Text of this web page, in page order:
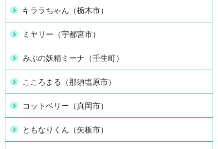
キララちゃん（栃木市）
ミヤリー（宇都宮市）
みぶの妖精ミーナ（壬生町）
こころまる（那須塩原市）
コットベリー（真岡市）
ともなりくん（矢板市）